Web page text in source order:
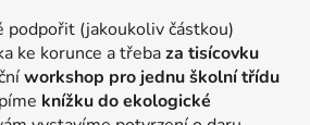
podpořit (jakoukoliv částkou)
ke korunce a třebaza tisícovku
workshop pro jednu školní třídu
knížku do ekologické